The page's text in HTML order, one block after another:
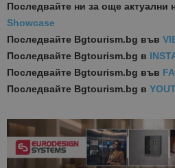
Последвайте ни за още актуални
Showcase
Последвайте Bgtourism.bg във
Последвайте Bgtourism.bg в
Последвайте Bgtourism.bg във
Последвайте Bgtourism.bg в